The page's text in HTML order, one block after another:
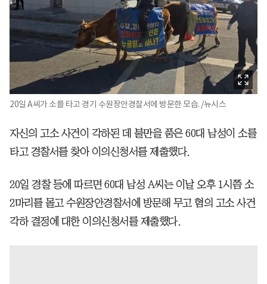
20일 A씨가 소를 타고 경기 수원장안경찰서에 방문한 모습. /뉴시스
자신의 고소 사건이 각하된 데 불만을 품은 60대 남성이 소를
타고 경찰서를 찾아 이의신청서를 제출했다.
20일 경찰 등에 따르면 60대 남성 A씨는 이날 오후 1시쯤 소
2마리를 몰고 수원장안경찰서에 방문해 무고 혐의 고소 사건
각하 결정에 대한 이의신청서를 제출했다.